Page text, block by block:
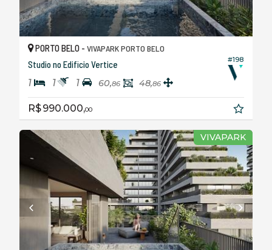
#198
PORTO BELO - VIVAPARK PORTO BELO
Studio no Edificio Vertice
1 1 1 60,86 48,86
R$ 990.000,00
VIVAPARK